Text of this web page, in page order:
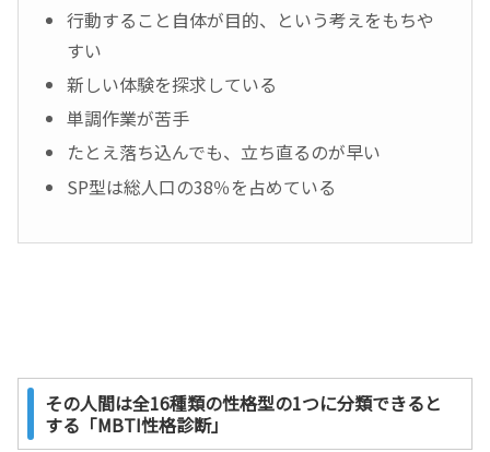
行動すること自体が目的、という考えをもちや
すい
新しい体験を探求している
単調作業が苦手
たとえ落ち込んでも、立ち直るのが早い
SP型は総人口の38％を占めている
その人間は全16種類の性格型の1つに分類できると
する「MBTI性格診断」